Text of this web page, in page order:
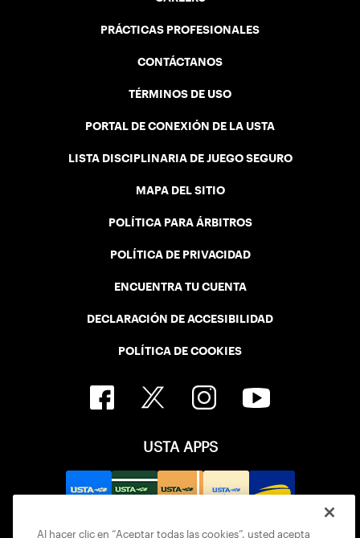
PRÁCTICAS PROFESIONALES
CONTÁCTANOS
TÉRMINOS DE USO
PORTAL DE CONEXIÓN DE LA USTA
LISTA DISCIPLINARIA DE JUEGO SEGURO
MAPA DEL SITIO
POLÍTICA PARA ÁRBITROS
POLÍTICA DE PRIVACIDAD
ENCUENTRA TU CUENTA
DECLARACIÓN DE ACCESIBILIDAD
POLÍTICA DE COOKIES
USTA APPS
Al hacer clic en “Aceptar todas las cookies”, usted acepta